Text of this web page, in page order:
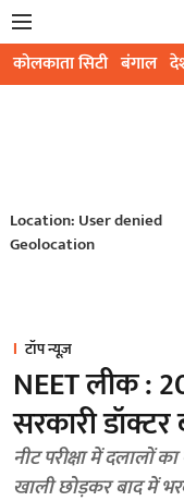
कोलकाता सिटी बंगाल
Location: User denied
Geolocation
टॉप न्यूज़
NEET लीक :
सरकारी
नीट परीक्षा में
खाली छोड़कर बाद में